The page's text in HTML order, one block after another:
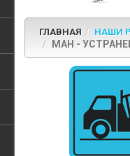
ГЛАВНАЯ НАШИ
МАН -